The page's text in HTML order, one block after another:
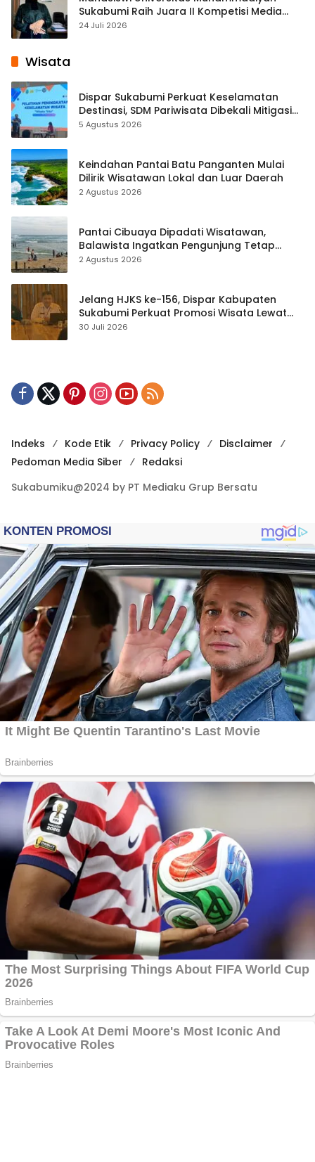
Sukabumi Raih Juara II Kompetisi Media
Pembelajaran Digital Tingkat Internasional
24 Juli 2026
Wisata
Dispar Sukabumi Perkuat Keselamatan
Destinasi, SDM Pariwisata Dibekali Mitigasi
hingga Teknik Evakuasi
5 Agustus 2026
Keindahan Pantai Batu Panganten Mulai
Dilirik Wisatawan Lokal dan Luar Daerah
2 Agustus 2026
Pantai Cibuaya Dipadati Wisatawan,
Balawista Ingatkan Pengunjung Tetap
Waspada
2 Agustus 2026
Jelang HJKS ke-156, Dispar Kabupaten
Sukabumi Perkuat Promosi Wisata Lewat
Publikasi Digital
30 Juli 2026
Indeks Kode Etik Privacy Policy
Disclaimer
Pedoman Media Siber
Redaksi
Sukabumiku@2024 by PT Mediaku Grup Bersatu